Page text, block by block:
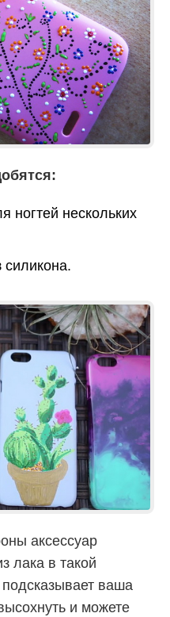
ногтей нескольких
силикона.
аксессуар
лака в такой
ваша
и можете